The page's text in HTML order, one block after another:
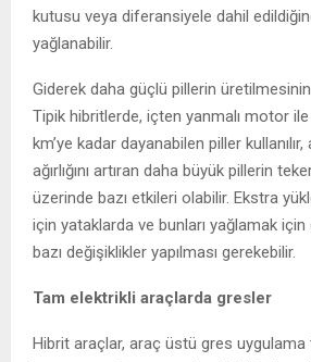
kutusu veya diferansiyele dahil
yağlanabilir.
Giderek daha güçlü pillerin
Tipik hibritlerde, içten yanmalı motor
km’ye kadar dayanabilen piller
ağırlığını artıran daha büyük pillerin
üzerinde bazı etkileri olabilir. Ekstra
için yataklarda ve bunları yağlamak
bazı değişiklikler yapılması gerekebilir.
Tam elektrikli araçlarda gresler
Hibrit araçlar, araç üstü gres uygulama